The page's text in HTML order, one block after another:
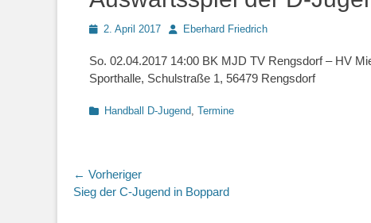
Posted2. April 2017 AutorEberhard Friedrich
So. 02.04.2017 14:00 BK MJD TV Rengsdorf – HV
Sporthalle, Schulstraße 1, 56479 Rengsdorf
Kategorien
Handball D-Jugend Termine
Beitragsnavigation
← Vorheriger
Vorheriger
Sieg der C-Jugend in Boppard